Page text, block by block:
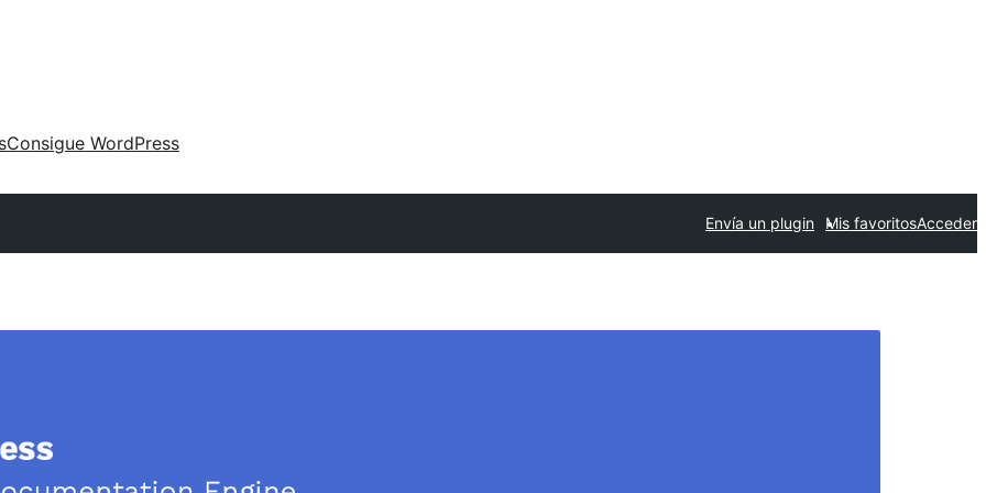
Consigue WordPress
Envía un plugin Mis favoritosAcceder